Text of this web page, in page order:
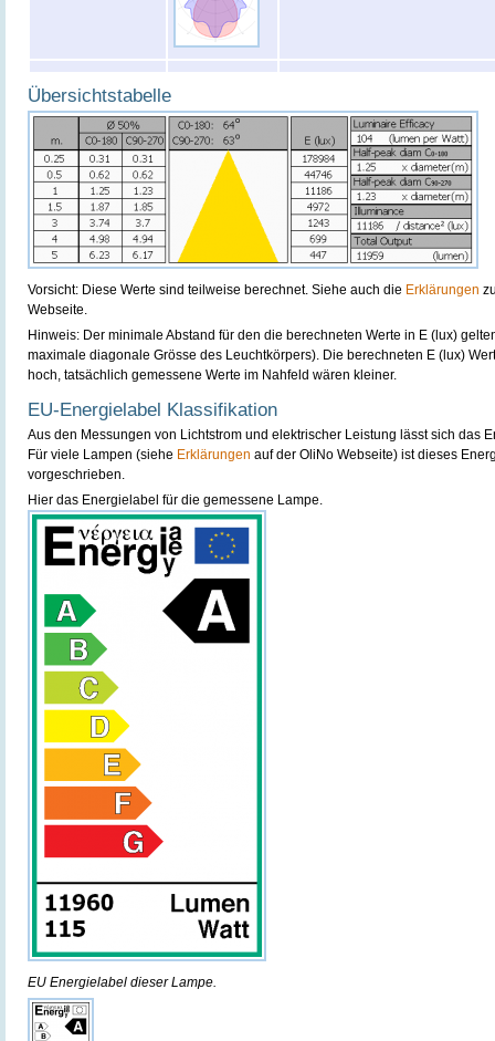
Übersichtstabelle
Vorsicht: Diese Werte sind teilweise berechnet. Siehe auch die Erklärungen
Webseite.
Hinweis: Der minimale Abstand für den die berechneten Werte in E (lux)
maximale diagonale Grösse des Leuchtkörpers). Die berechneten E (lux)
hoch, tatsächlich gemessene Werte im Nahfeld wären kleiner.
EU-Energielabel Klassifikation
Aus den Messungen von Lichtstrom und elektrischer Leistung lässt sich das
Für viele Lampen (siehe Erklärungen auf der OliNo Webseite) ist dieses
vorgeschrieben.
Hier das Energielabel für die gemessene Lampe.
EU Energielabel dieser Lampe.